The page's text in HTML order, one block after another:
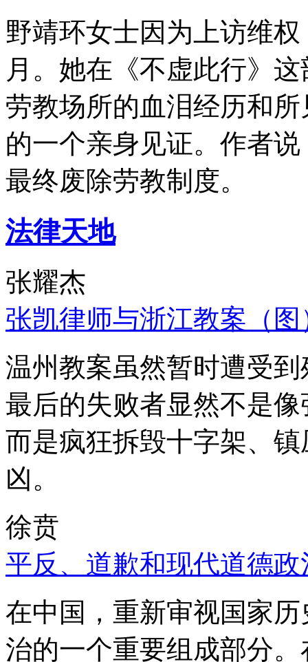
野靖环女士因为上访维
月。她在《不虚此行》
劳教场所的血泪经历和
的一个亲身见证。作者
最终废除劳教制度。
法律天地
张耀杰
张凯律师与浙江教案（图
温州教案虽然暂时遭受
最后的失败者显然不是
而是疯狂拆毁十字架、
凶。
徐贲
平反、道歉和现代道德政
在中国，重新审视国家
治的一个重要组成部分